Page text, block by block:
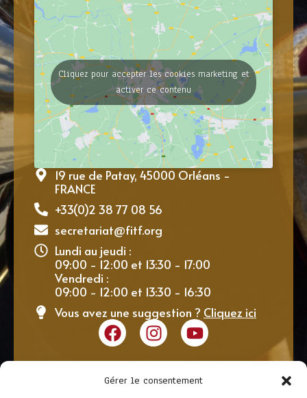
Gérer le consentement
Cliquez pour accepter les cookies marketing et
activer ce contenu
19 rue de Patay, 45000 Orléans -
FRANCE
+33(0)2 38 77 08 56
secretariat@fitf.org
Lundi au jeudi :
09:00 - 12:00 et 13:30 - 17:00
Vendredi :
09:00 - 12:00 et 13:30 - 16:30
Vous avez une suggestion ? Cliquez ici